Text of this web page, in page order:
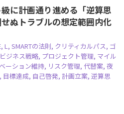
に計画通り進める「逆算思
ぬトラブルの想定範囲内化
, L, SMARTの法則, クリティカルパス, ゴ
ビジネス戦略, プロジェクト管理, マイル
ーション維持, リスク管理, 代替案, 夜
, 目標達成, 自己啓発, 計画立案, 逆算思